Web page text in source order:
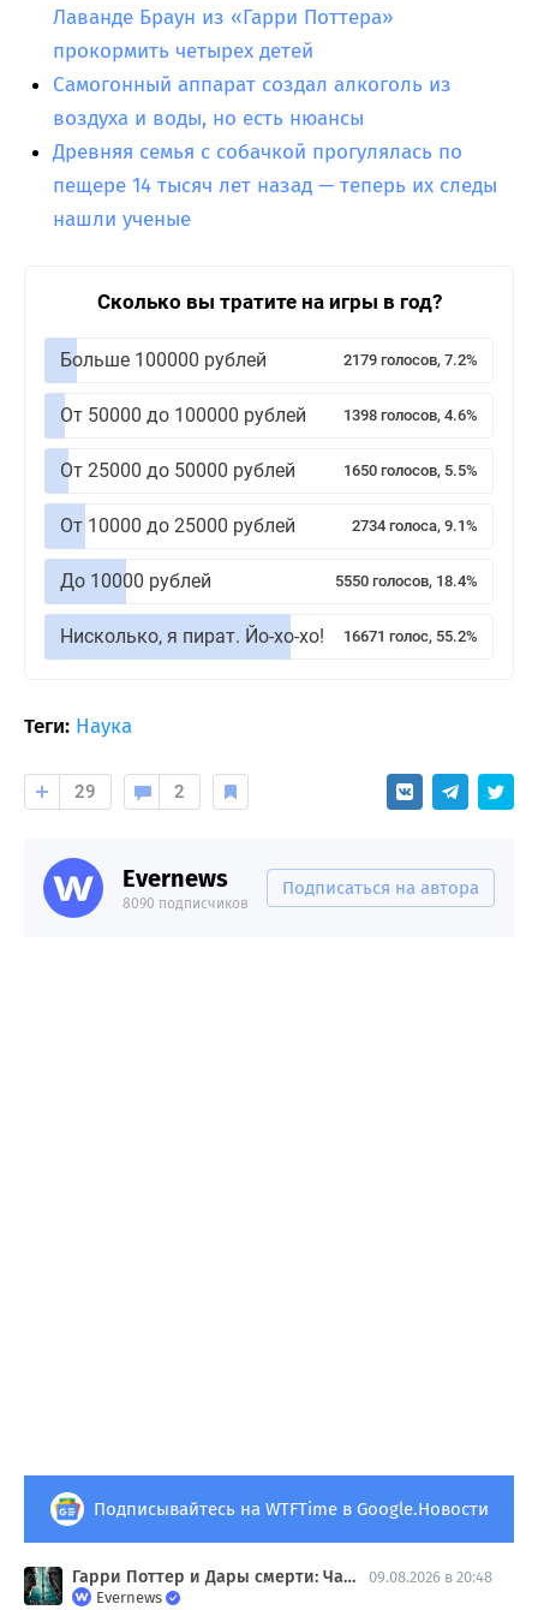
Лаванде Браун из «Гарри Поттера»
прокормить четырех детей
Самогонный аппарат создал алкоголь из
воздуха и воды, но есть нюансы
Древняя семья с собачкой прогулялась по
пещере 14 тысяч лет назад — теперь их следы
нашли ученые
Сколько вы тратите на игры в год?
Больше 100000 рублей 2179 голосов, 7.2%
От 50000 до 100000 рублей 1398 голосов, 4.6%
От 25000 до 50000 рублей 1650 голосов, 5.5%
От 10000 до 25000 рублей 2734 голоса, 9.1%
До 10000 рублей 5550 голосов, 18.4%
Нисколько, я пират. Йо-хо-хо! 16671 голос, 55.2%
Теги: Наука
29 2
Evernews
8090 подписчиков
Подписаться на автора
Подписывайтесь на WTFTime в Google.Новости
Гарри Поттер и Дары смерти: Часть 2
09.08.2026 в 20:48
Evernews